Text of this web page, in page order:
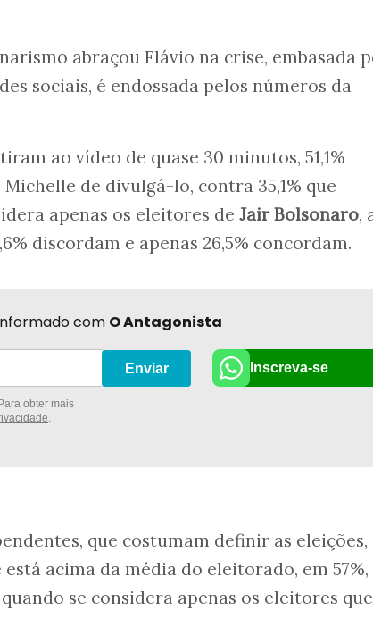
abraçou Flávio na crise, embasada
sociais, é endossada pelos números da
ao vídeo de quase 30 minutos, 51,1%
de divulgá-lo, contra 35,1% que
apenas os eleitores de Jair Bolsonaro,
discordam e apenas 26,5% concordam.
com O Antagonista
obter mais
.
Enviar Inscreva-se
que costumam definir as eleições,
acima da média do eleitorado, em 57%,
se considera apenas os eleitores que